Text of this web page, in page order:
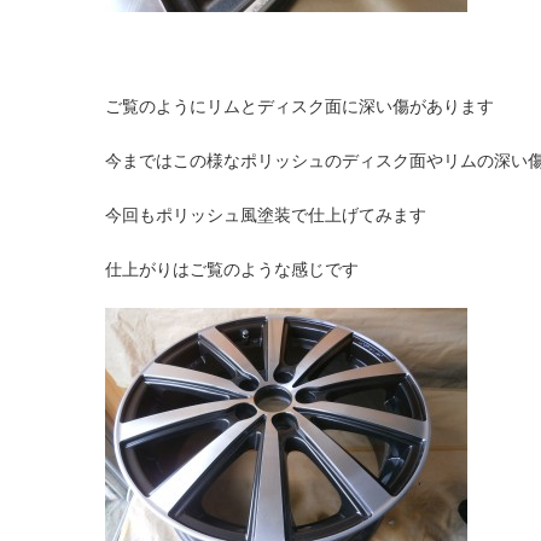
ご覧のようにリムとディスク面に深い傷があります
今まではこの様なポリッシュのディスク面やリムの深い
今回もポリッシュ風塗装で仕上げてみます
仕上がりはご覧のような感じです